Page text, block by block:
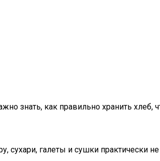
знать, как правильно хранить хлеб,
сухари, галеты и сушки практически